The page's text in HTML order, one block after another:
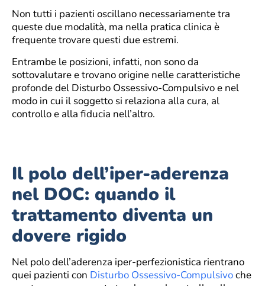
Non tutti i pazienti oscillano necessariamente tra
queste due modalità, ma nella pratica clinica è
frequente trovare questi due estremi.
Entrambe le posizioni, infatti, non sono da
sottovalutare e trovano origine nelle caratteristiche
profonde del Disturbo Ossessivo-Compulsivo e nel
modo in cui il soggetto si relaziona alla cura, al
controllo e alla fiducia nell’altro.
Il polo dell’iper-aderenza
nel DOC: quando il
trattamento diventa un
dovere rigido
Nel polo dell’aderenza iper-perfezionistica rientrano
quei pazienti con Disturbo Ossessivo-Compulsivoche